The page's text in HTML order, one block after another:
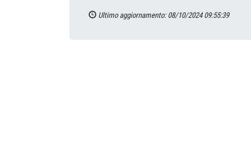
Ultimo aggiornamento: 08/10/2024 09:55:39